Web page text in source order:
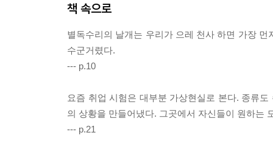
책 속으로
별독수리의 날개는 우리가 으레 천사 하면 가장
수군거렸다.
--- p.10
요즘 취업 시험은 대부분 가상현실로 본다. 종류
의 상황을 만들어냈다. 그곳에서 자신들이 원하는
--- p.21